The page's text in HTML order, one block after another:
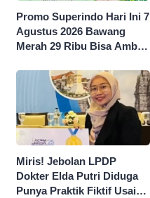
Promo Superindo Hari Ini 7
Agustus 2026 Bawang
Merah 29 Ribu Bisa Ambil
50 Persen
Miris! Jebolan LPDP
Dokter Elda Putri Diduga
Punya Praktik Fiktif Usai